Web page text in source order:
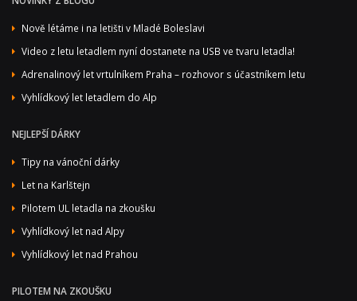
Nově létáme i na letišti v Mladé Boleslavi
Video z letu letadlem nyní dostanete na USB ve tvaru letadla!
Adrenalinový let vrtulníkem Praha – rozhovor s účastníkem letu
Vyhlídkový let letadlem do Alp
NEJLEPŠÍ DÁRKY
Tipy na vánoční dárky
Let na Karlštejn
Pilotem UL letadla na zkoušku
Vyhlídkový let nad Alpy
Vyhlídkový let nad Prahou
PILOTEM NA ZKOUŠKU